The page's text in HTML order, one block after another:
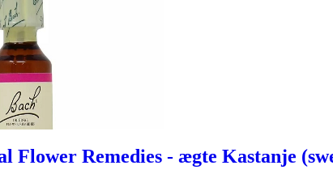
Flower Remedies - ægte Kastanje